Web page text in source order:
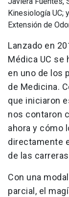
Kinesiología UC;
Extensión de
Lanzado en
Médica UC se
en uno de los
de Medicina.
que iniciaron
nos contaron
ahora y cómo
directamente
de las
Con una
parcial, el